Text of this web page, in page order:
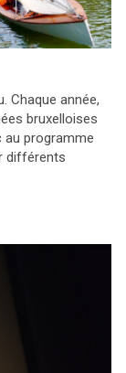
Chaque année,
bruxelloises
au programme
différents